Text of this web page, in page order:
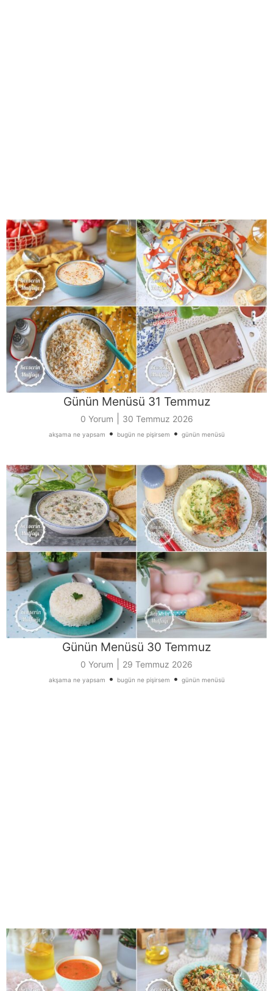
Günün Menüsü 31 Temmuz
0 Yorum 30 Temmuz 2026
akşama ne yapsam • bugün ne pişirsem • günün menüsü
Günün Menüsü 30 Temmuz
0 Yorum 29 Temmuz 2026
akşama ne yapsam • bugün ne pişirsem • günün menüsü